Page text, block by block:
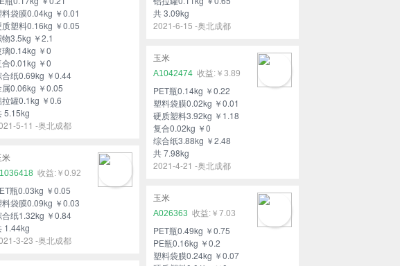
共 3.09kg
2021-6-15 -奥北成都
料袋膜0.04kg ￥0.01
质塑料0.16kg ￥0.05
物3.5kg ￥2.1
璃0.14kg ￥0
合0.01kg ￥0
合纸0.69kg ￥0.44
属0.06kg ￥0.05
拉罐0.1kg ￥0.6
5.15kg
5-11 -奥北成都
玉米
A1042474
￥3.89
PET瓶0.14kg ￥0.22
塑料袋膜0.02kg ￥0.01
硬质塑料3.92kg ￥1.18
复合0.02kg ￥0
综合纸3.88kg ￥2.48
共 7.98kg
2021-4-21 -奥北成都
米
￥0.92
瓶0.03kg ￥0.05
料袋膜0.09kg ￥0.03
合纸1.32kg ￥0.84
1.44kg
3-23 -奥北成都
玉米
A026363
￥7.03
PET瓶0.49kg ￥0.75
PE瓶0.16kg ￥0.2
塑料袋膜0.24kg ￥0.07